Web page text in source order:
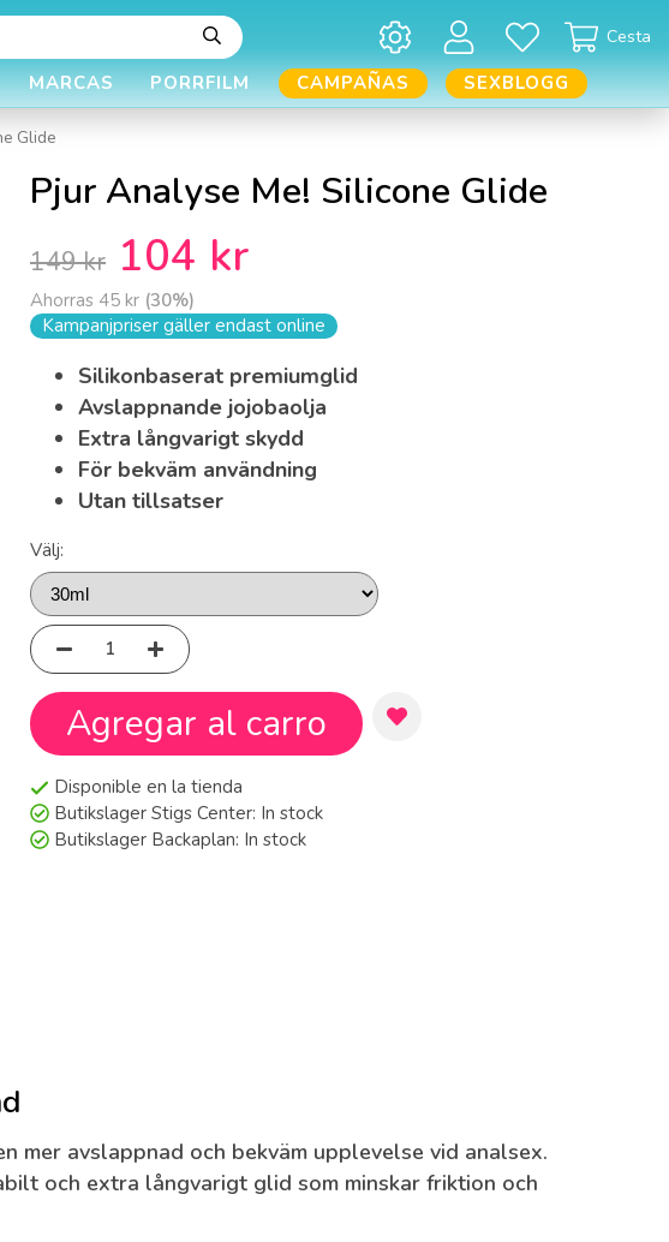
Cesta
MARCAS PORRFILM CAMPAÑAS SEXBLOGG
Glide
Pjur Analyse Me! Silicone Glide
149 kr 104 kr
Ahorras 45 kr (30%)
Kampanjpriser gäller endast online
Silikonbaserat premiumglid
Avslappnande jojobaolja
Extra långvarigt skydd
För bekväm användning
Utan tillsatser
Välj:
Agregar al carro
Disponible en la tienda
Butikslager Stigs Center: In stock
Butikslager Backaplan: In stock
avslappnad och bekväm upplevelse vid analsex.
och extra långvarigt glid som minskar friktion och